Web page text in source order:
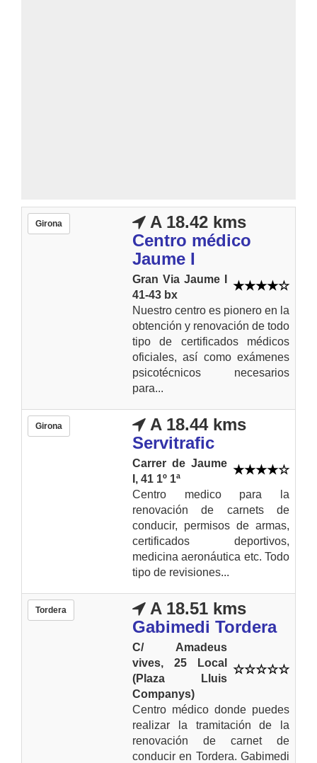
Girona
A 18.42 kms
Centro médico
Jaume I
Gran Via Jaume I
41-43 bx
Nuestro centro es pionero en la
obtención y renovación de todo
tipo de certificados médicos
oficiales, así como exámenes
psicotécnicos necesarios
para...
Girona
A 18.44 kms
Servitrafic
Carrer de Jaume
I, 41 1º 1ª
Centro medico para la
renovación de carnets de
conducir, permisos de armas,
certificados deportivos,
medicina aeronáutica etc. Todo
tipo de revisiones...
Tordera
A 18.51 kms
Gabimedi Tordera
C/ Amadeus
vives, 25 Local
(Plaza Lluis
Companys)
Centro médico donde puedes
realizar la tramitación de la
renovación de carnet de
conducir en Tordera. Gabimedi